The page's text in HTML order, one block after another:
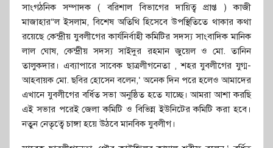
সাংগঠনিক সম্পাদক ( বরিশাল বিভাগের দায়িত্ব প্রাপ্ত ) কাজী
মাজাহার“ল ইসলাম, বিশেষ অতিথি হিসেবে উপস্থিতিতে থাকার কথা
রয়েছে কেন্দ্রীয় যুবলীগের কার্যনির্বাহী কমিটির সদস্য সাংবাদিক মানিক
লাল ঘোষ, কেন্দ্রীয় সদস্য সাইদুর রহমান জুয়েল ও মো. তানিন
তালুকদার। এব্যাপারে সাবেক ছাত্রলীগনেতা , শহর যুবলীগের যুগ্ম-
আহবায়ক মো. ছবির হোসেন বলেন,‘ অনেক দিন পরে হলেও আমাদের
এখানে যুবলীগের বর্ধিত সভা অনুষ্ঠিত হতে যাচ্ছে। আমরা আশা করছি
এই সভার পরেই জেলা কমিটি ও বিভিন্ন ইউনিটের কমিটি করা হবে।
নতুন নেতৃত্বে চাঙ্গা হয়ে উঠবে মানবিক যুবলীগ।